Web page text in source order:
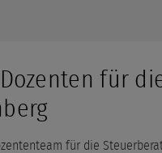
Dozenten für
für die